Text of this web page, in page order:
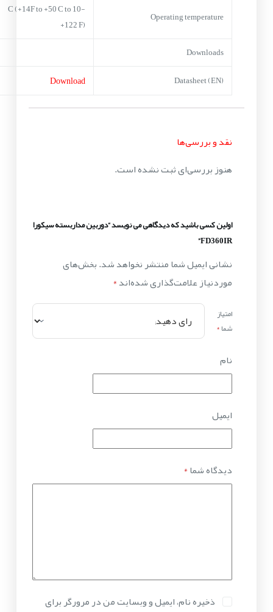
Operating temperature
-10 C (+14F to +50 C to
+122 F)
Downloads
Datasheet (EN)
Download
نقد و بررسی‌ها
هنوز بررسی‌ای ثبت نشده است.
اولین کسی باشید که دیدگاهی می نویسد “دوربین مداربسته سیکورا
FD360IR”
نشانی ایمیل شما منتشر نخواهد شد.بخش‌های
موردنیاز علامت‌گذاری شده‌اند*
امتیاز
شما*
نام
ایمیل
دیدگاه شما*
ذخیره نام، ایمیل و وبسایت من در مرورگر برای